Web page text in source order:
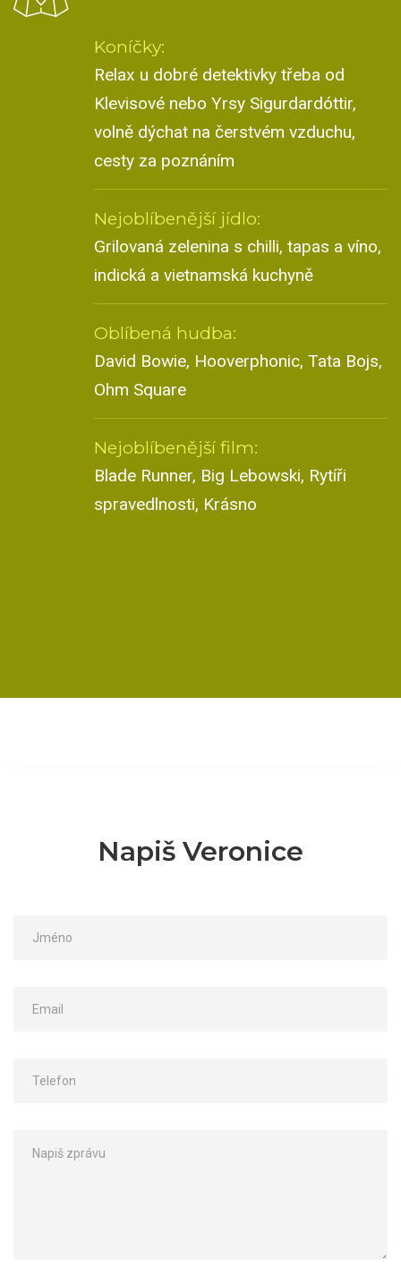
Koníčky:
Relax u dobré detektivky třeba od
Klevisové nebo Yrsy Sigurdardóttir,
volně dýchat na čerstvém vzduchu,
cesty za poznáním
Nejoblíbenější jídlo:
Grilovaná zelenina s chilli, tapas a víno,
indická a vietnamská kuchyně
Oblíbená hudba:
David Bowie, Hooverphonic, Tata Bojs,
Ohm Square
Nejoblíbenější film:
Blade Runner, Big Lebowski, Rytíři
spravedlnosti, Krásno
Napiš Veronice